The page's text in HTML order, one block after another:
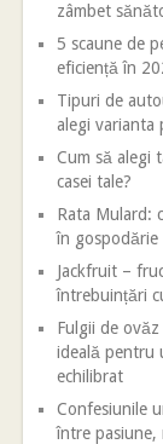
zâmbet
5 scaune de
eficiență în
Tipuri de
alegi varianta
Cum să alegi
casei tale?
Rata Mulard:
în gospodărie
Jackfruit –
întrebuințări
Fulgii de
ideală pentru
echilibrat
Confesiunile
între pasiune,